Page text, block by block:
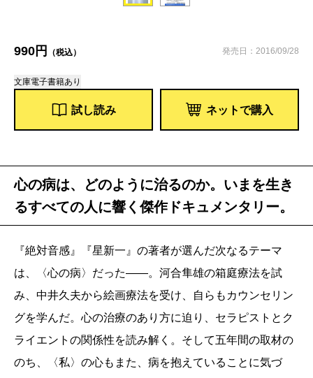
990円 （税込） 発売日：2016/09/28
文庫電子書籍あり
試し読み ネットで購入
心の病は、どのように治るのか。いまを生き
るすべての人に響く傑作ドキュメンタリー。
『絶対音感』『星新一』の著者が選んだ次なるテーマ
は、〈心の病〉だった――。河合隼雄の箱庭療法を試
み、中井久夫から絵画療法を受け、自らもカウンセリン
グを学んだ。心の治療のあり方に迫り、セラピストとク
ライエントの関係性を読み解く。そして五年間の取材の
のち、〈私〉の心もまた、病を抱えていることに気づ